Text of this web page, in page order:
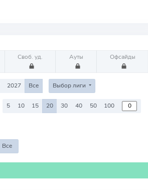
Своб. уд. Ауты Офсайды
2027 Все Выбор лиги
5 10 15 20 30 40 50 100
Все